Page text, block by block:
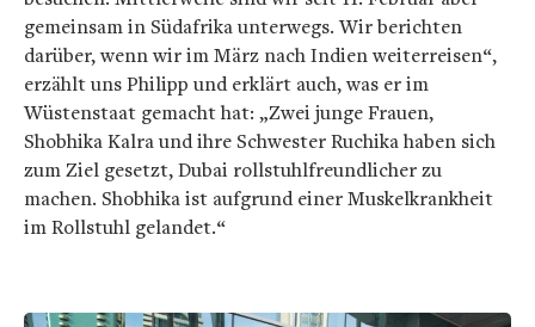
gemeinsam in Südafrika unterwegs. Wir berichten
darüber, wenn wir im März nach Indien weiterreisen“,
erzählt uns Philipp und erklärt auch, was er im
Wüstenstaat gemacht hat: „Zwei junge Frauen,
Shobhika Kalra und ihre Schwester Ruchika haben sich
zum Ziel gesetzt, Dubai rollstuhlfreundlicher zu
machen. Shobhika ist aufgrund einer Muskelkrankheit
im Rollstuhl gelandet.“